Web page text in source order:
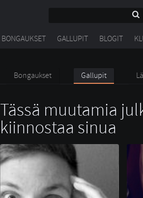
BONGAUKSET GALLUPIT BLOGIT
Bongaukset Gallupit
Tässä muutamia
kiinnostaa sinua